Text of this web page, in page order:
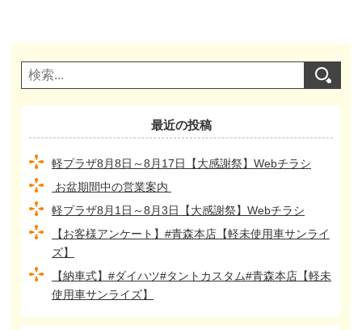
最近の投稿
軽プラザ8月8日～8月17日【大感謝祭】Webチラシ
お盆期間中の営業案内
軽プラザ8月1日～8月3日【大感謝祭】Webチラシ
【お客様アンケート】#青森本店【軽未使用車サンライ
ズ】
【納車式】#ダイハツ#タントカスタム#青森本店【軽未
使用車サンライズ】